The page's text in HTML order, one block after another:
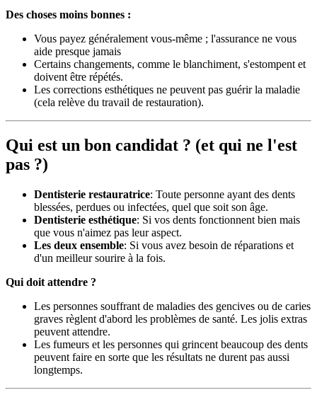
Des choses moins bonnes :
Vous payez généralement vous-même ; l'assurance ne vous
aide presque jamais
Certains changements, comme le blanchiment, s'estompent et
doivent être répétés.
Les corrections esthétiques ne peuvent pas guérir la maladie
(cela relève du travail de restauration).
Qui est un bon candidat ? (et qui ne l'est
pas ?)
Dentisterie restauratrice: Toute personne ayant des dents
blessées, perdues ou infectées, quel que soit son âge.
Dentisterie esthétique: Si vos dents fonctionnent bien mais
que vous n'aimez pas leur aspect.
Les deux ensemble: Si vous avez besoin de réparations et
d'un meilleur sourire à la fois.
Qui doit attendre ?
Les personnes souffrant de maladies des gencives ou de caries
graves règlent d'abord les problèmes de santé. Les jolis extras
peuvent attendre.
Les fumeurs et les personnes qui grincent beaucoup des dents
peuvent faire en sorte que les résultats ne durent pas aussi
longtemps.